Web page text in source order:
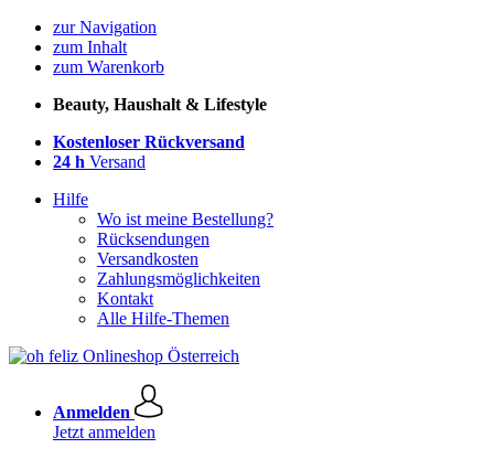
zur Navigation
zum Inhalt
zum Warenkorb
Beauty, Haushalt & Lifestyle
Kostenloser Rückversand
24 h Versand
Hilfe
Wo ist meine Bestellung?
Rücksendungen
Versandkosten
Zahlungsmöglichkeiten
Kontakt
Alle Hilfe-Themen
Anmelden
Jetzt anmelden